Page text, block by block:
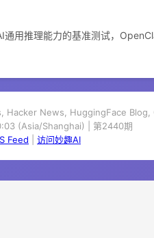
用推理能力的基准测试，
Hacker News, HuggingFace Blog,
(Asia/Shanghai) | 第2440期
Feed 访问妙趣AI